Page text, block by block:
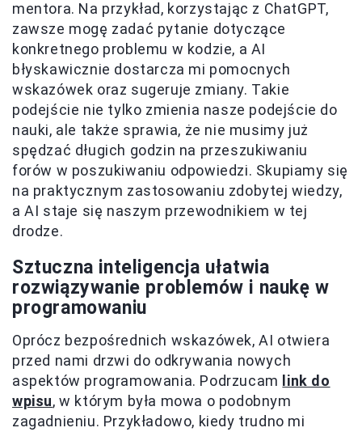
mentora. Na przykład, korzystając z ChatGPT,
zawsze mogę zadać pytanie dotyczące
konkretnego problemu w kodzie, a AI
błyskawicznie dostarcza mi pomocnych
wskazówek oraz sugeruje zmiany. Takie
podejście nie tylko zmienia nasze podejście do
nauki, ale także sprawia, że nie musimy już
spędzać długich godzin na przeszukiwaniu
forów w poszukiwaniu odpowiedzi. Skupiamy się
na praktycznym zastosowaniu zdobytej wiedzy,
a AI staje się naszym przewodnikiem w tej
drodze.
Sztuczna inteligencja ułatwia
rozwiązywanie problemów i naukę w
programowaniu
Oprócz bezpośrednich wskazówek, AI otwiera
przed nami drzwi do odkrywania nowych
aspektów programowania. Podrzucam
link do
wpisu, w którym była mowa o podobnym
zagadnieniu. Przykładowo, kiedy trudno mi